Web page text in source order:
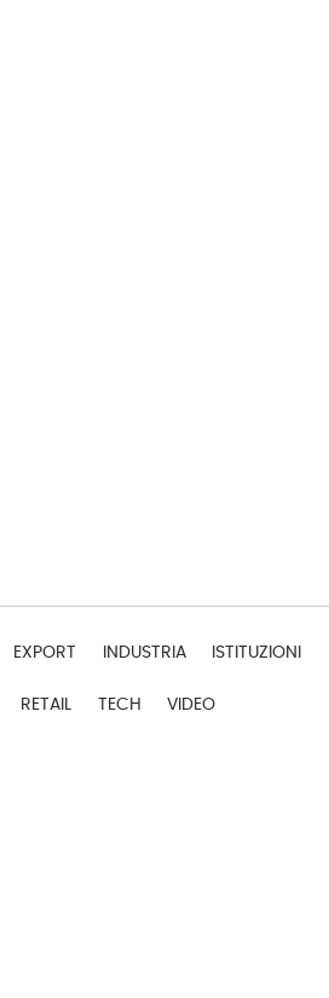
EXPORT INDUSTRIA ISTITUZIONI
RETAIL TECH VIDEO